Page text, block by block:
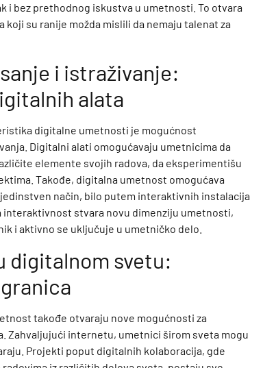
i bez prethodnog iskustva u umetnosti. To otvara
su ranije možda mislili da nemaju talenat za
i istraživanje:
alata
digitalne umetnosti je mogućnost
Digitalni alati omogućavaju umetnicima da
elemente svojih radova, da eksperimentišu
Takođe, digitalna umetnost omogućava
način, bilo putem interaktivnih instalacija
stvara novu dimenziju umetnosti,
i aktivno se uključuje u umetničko delo.
digitalnom svetu:
takođe otvaraju nove mogućnosti za
Zahvaljujući internetu, umetnici širom sveta mogu
Projekti poput digitalnih kolaboracija, gde